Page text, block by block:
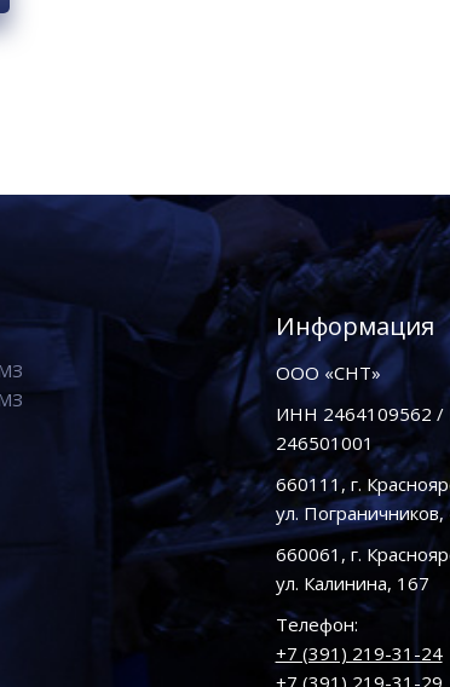
Информация
ООО «СНТ»
ИНН 2464109562
246501001
660111, г.
ул. Пограничников,
660061, г.
ул. Калинина, 167
Телефон:
+7 (391) 219-31-24
+7 (391) 219-31-29